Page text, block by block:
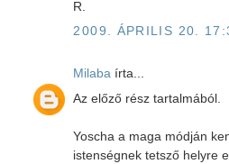
R.
2009. ÁPRILIS 20.
Milaba írta...
Az előző rész tartalmából.
Yoscha a maga módján
istenségnek tetsző helyre